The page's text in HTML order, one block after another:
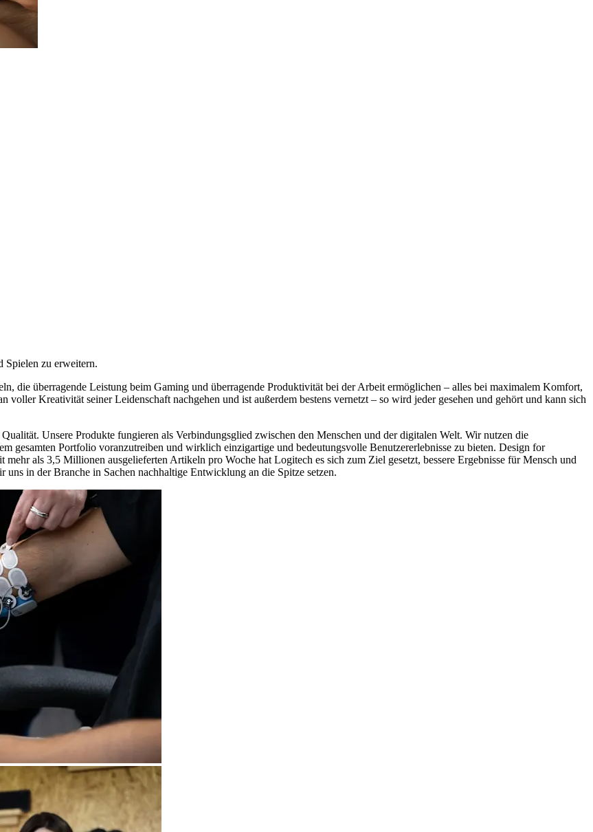
Spielen zu erweitern.
die überragende Leistung beim Gaming und überragende Produktivität bei der Arbeit ermöglichen – alles bei maximalem Komfort,
Kreativität seiner Leidenschaft nachgehen und ist außerdem bestens vernetzt – so wird jeder gesehen und gehört und kann sich
Unsere Produkte fungieren als Verbindungsglied zwischen den Menschen und der digitalen Welt. Wir nutzen die
gesamten Portfolio voranzutreiben und wirklich einzigartige und bedeutungsvolle Benutzererlebnisse zu bieten. Design for
als 3,5 Millionen ausgelieferten Artikeln pro Woche hat Logitech es sich zum Ziel gesetzt, bessere Ergebnisse für Mensch und
in der Branche in Sachen nachhaltige Entwicklung an die Spitze setzen.